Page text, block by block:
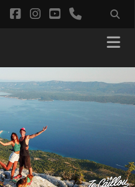
facebook
instagram
youtubephone